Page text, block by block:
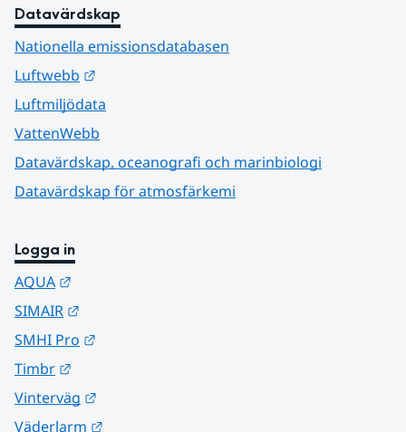
Datavärdskap
Nationella emissionsdatabasen
Luftwebb
Luftmiljödata
VattenWebb
Datavärdskap, oceanografi och marinbiologi
Datavärdskap för atmosfärkemi
Logga in
AQUA
SIMAIR
SMHI Pro
Timbr
Vinterväg
Väderlarm